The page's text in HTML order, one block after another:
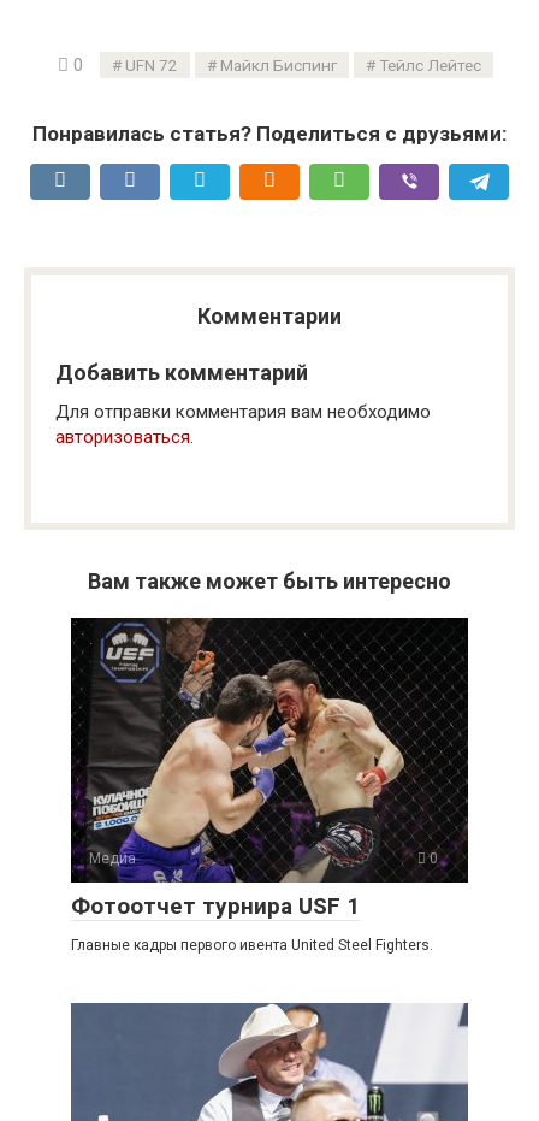
0 UFN 72 Майкл Биспинг Тейлс Лейтес
Понравилась статья? Поделиться с друзьями:
Комментарии
Добавить комментарий
Для отправки комментария вам необходимо
авторизоваться.
Вам также может быть интересно
Медиа 0
Фотоотчет турнира USF 1
Главные кадры первого ивента United Steel Fighters.